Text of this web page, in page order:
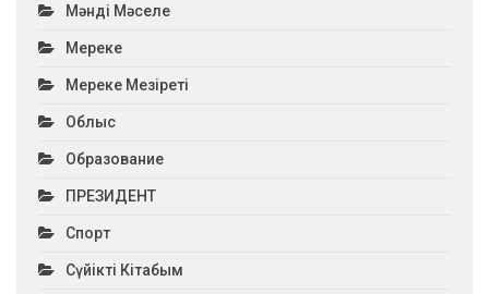
Мәнді Мәселе
Мереке
Мереке Мезіреті
Облыс
Образование
ПРЕЗИДЕНТ
Спорт
Сүйікті Кітабым